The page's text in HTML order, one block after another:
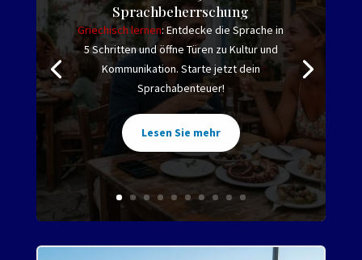
Sprachbeherrschung
Griechisch lernen: Entdecke die Sprache in
5 Schritten und öffne Türen zu Kultur und
Kommunikation. Starte jetzt dein
Sprachabenteuer!
Lesen Sie mehr